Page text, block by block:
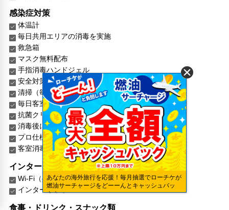
感染症対策
体温計
毎日共用エリアの消毒を実施
救急箱
マスク無料配布
手指消毒ハンドジェル
安全対策・手順を熟知した従業員
清掃（毎日）
毎日客室の消毒を実施
抗菌クリーニング用品
消毒後に客室を封印
プロ仕様の消毒サービス
客室消毒の拒否可
インターネット
Wi-Fi（共有エリア内）
インターネット
食事・ドリンク・スナック類
あなたの海外旅行を応援！毎月抽選でローチケが
燃油サーチャージをどーーんとキャッシュバッ
ク！